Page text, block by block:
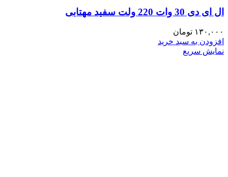
ال ای دی 30 وات 220 ولت سفید مهتابی
۱۳۰,۰۰۰ تومان
افزودن به سبد خرید
نمایش سریع